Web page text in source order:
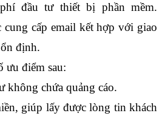
đầu tư thiết bị phần mềm.
cung cấp email kết hợp với giao
định.
ưu điểm sau:
không chứa quảng cáo.
giúp lấy được lòng tin khách